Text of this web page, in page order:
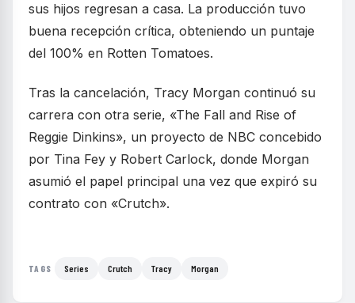
sus hijos regresan a casa. La producción tuvo
buena recepción crítica, obteniendo un puntaje
del 100% en Rotten Tomatoes.
Tras la cancelación, Tracy Morgan continuó su
carrera con otra serie, «The Fall and Rise of
Reggie Dinkins», un proyecto de NBC concebido
por Tina Fey y Robert Carlock, donde Morgan
asumió el papel principal una vez que expiró su
contrato con «Crutch».
TAGS Series Crutch Tracy Morgan